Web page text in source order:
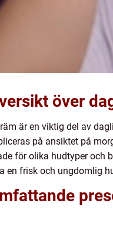
över
är en viktig del av
på ansiktet på
för olika hudtyper och
en frisk och ungdomlig